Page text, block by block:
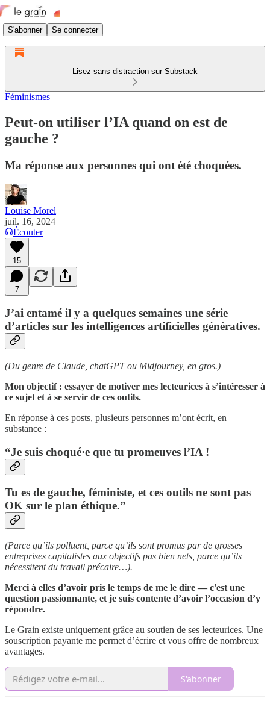
S'abonner Se connecter
Lisez sans distraction sur Substack
Féminismes
Peut-on utiliser l’IA quand on est de
gauche ?
Ma réponse aux personnes qui ont été choquées.
Louise Morel
juil. 16, 2024
Écouter
15
7
J’ai entamé il y a quelques semaines une série
d’articles sur les intelligences artificielles génératives.
(Du genre de Claude, chatGPT ou Midjourney, en gros.)
Mon objectif : essayer de motiver mes lecteurices à s’intéresser à
ce sujet et à se servir de ces outils.
En réponse à ces posts, plusieurs personnes m’ont écrit, en
substance :
“Je suis choqué·e que tu promeuves l’IA !
Tu es de gauche, féministe, et ces outils ne sont pas
OK sur le plan éthique.”
(Parce qu’ils polluent, parce qu’ils sont promus par de grosses
entreprises capitalistes aux objectifs pas bien nets, parce qu’ils
nécessitent du travail précaire…).
Merci à elles d’avoir pris le temps de me le dire — c'est une
question passionnante, et je suis contente d’avoir l’occasion d’y
répondre.
Le Grain existe uniquement grâce au soutien de ses lecteurices. Une
souscription payante me permet d’écrire et vous offre de nombreux
avantages.
S'abonner